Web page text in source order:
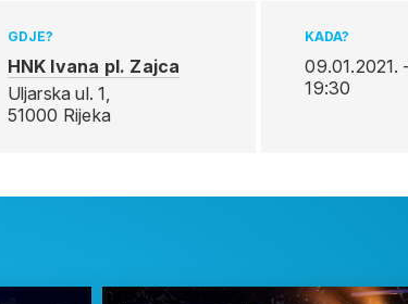
GDJE?
HNK Ivana pl. Zajca
Uljarska ul. 1,
51000 Rijeka
KADA?
09.01.2021.
19:30